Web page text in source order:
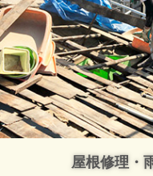
屋根修理・